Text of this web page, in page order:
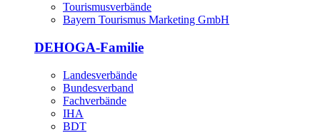
Tourismusverbände
Bayern Tourismus Marketing GmbH
DEHOGA-Familie
Landesverbände
Bundesverband
Fachverbände
IHA
BDT